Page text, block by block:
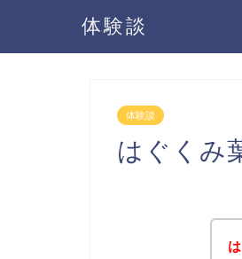
体験談
体験談
はぐくみ